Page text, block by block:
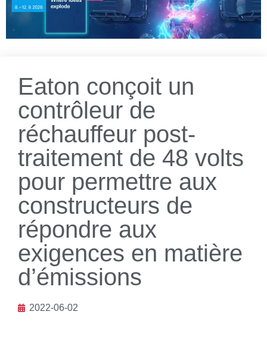
Eaton conçoit un
contrôleur de
réchauffeur post-
traitement de 48 volts
pour permettre aux
constructeurs de
répondre aux
exigences en matière
d’émissions
2022-06-02